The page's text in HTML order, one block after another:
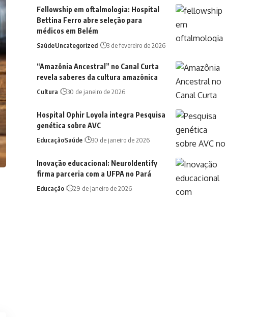
Fellowship em oftalmologia: Hospital
Bettina Ferro abre seleção para
médicos em Belém
SaúdeUncategorized 3 de fevereiro de 2026
“Amazônia Ancestral” no Canal Curta
revela saberes da cultura amazônica
Cultura 30 de janeiro de 2026
Hospital Ophir Loyola integra Pesquisa
genética sobre AVC
EducaçãoSaúde 30 de janeiro de 2026
Inovação educacional: NeuroIdentify
firma parceria com a UFPA no Pará
Educação 29 de janeiro de 2026